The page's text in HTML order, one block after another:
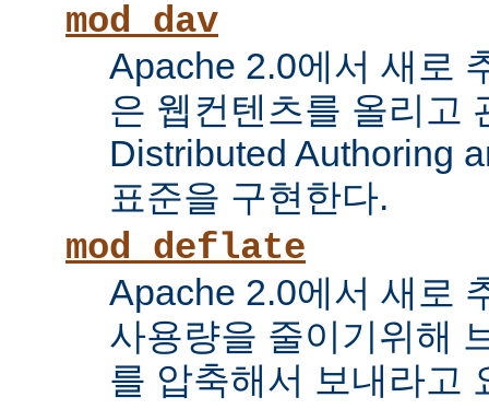
mod_dav
Apache 2.0에서 새로
은 웹컨텐츠를 올리고
Distributed Authoring
표준을 구현한다.
mod_deflate
Apache 2.0에서 새로
사용량을 줄이기위해
를 압축해서 보내라고